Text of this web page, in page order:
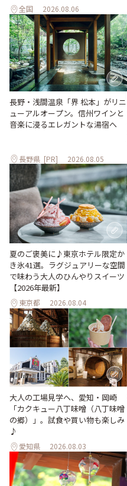
全国 2026.08.06
長野・浅間温泉「界 松本」がリニ
ューアルオープン。信州ワインと
音楽に浸るエレガントな湯宿へ
長野県 [PR] 2026.08.05
夏のご褒美に♪東京ホテル限定か
き氷41選。ラグジュアリーな空間
で味わう大人のひんやりスイーツ
【2026年最新】
東京都 2026.08.04
大人の工場見学へ、愛知・岡崎
「カクキュー八丁味噌（八丁味噌
の郷）」。試食や買い物も楽しみ
♪
愛知県 2026.08.03